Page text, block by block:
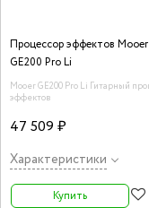
Процессор эффектов Mooer
GE200 Pro Li
Mooer GE200 Pro Li Гитарный
эффектов
47 509 ₽
Характеристики
Купить